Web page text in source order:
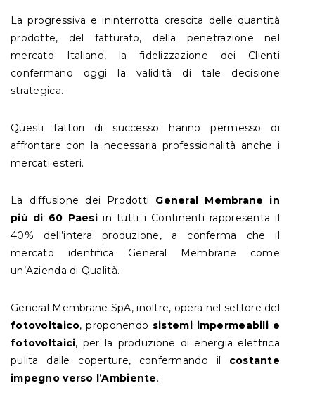
La progressiva e ininterrotta crescita delle quantità
prodotte, del fatturato, della penetrazione nel
mercato Italiano, la fidelizzazione dei Clienti
confermano oggi la validità di tale decisione
strategica.
Questi fattori di successo hanno permesso di
affrontare con la necessaria professionalità anche i
mercati esteri.
La diffusione dei Prodotti General Membrane in
più di 60 Paesi in tutti i Continenti rappresenta il
40% dell’intera produzione, a conferma che il
mercato identifica General Membrane come
un’Azienda di Qualità.
General Membrane SpA, inoltre, opera nel settore del
fotovoltaico, proponendo sistemi impermeabili e
fotovoltaici, per la produzione di energia elettrica
pulita dalle coperture, confermando il costante
impegno verso l’Ambiente.